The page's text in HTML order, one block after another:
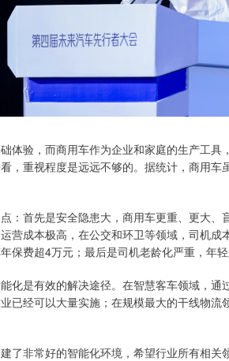
验，而商用车作为企业和家庭的生产工具
，重视程度是远远不够的。据统计，商用
首先是安全隐患大，商用车更重、更大、
营成本极高，在公交和环卫等领域，司机
保费超4万元；最后是司机老龄化严重，年
是有效的解决途径。在智慧客车领域，通
已经可以大量实施；在规模最大的干线物
非常好的智能化环境，希望行业所有相关